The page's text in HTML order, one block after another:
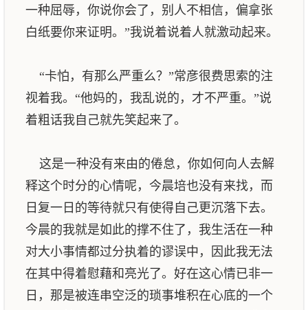
一种屈辱，你说你会了，别人不相信，偏拿张
白纸要你来证明。”我说着说着人就激动起来。
“卡怕，有那么严重么？”常彦很费思索的注
视着我。“他妈的，我乱说的，才不严重。”说
着粗话我自己就先笑起来了。
这是一种没有来由的倦怠，你如何向人去解
释这个时分的心情呢，今晨培也没有来找，而
日复一日的等待就只有使得自己更沉落下去。
今晨的我就是如此的撑不住了，我生活在一种
对大小事情都过分执着的谬误中，因此我无法
在其中得着慰藉和亮光了。好在这心情已非一
日，那是被连串空泛的琐事堆积在心底的一个